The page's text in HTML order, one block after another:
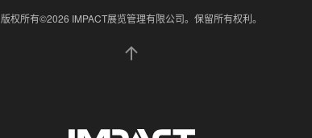
版权所有©2026 IMPACT展览管理有限公司。保留所有权利。